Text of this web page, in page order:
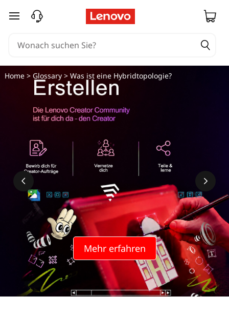
zum Hauptinhalt springen
Mehr erfahren
Home> Glossary> Was ist eine Hybridtopologie?